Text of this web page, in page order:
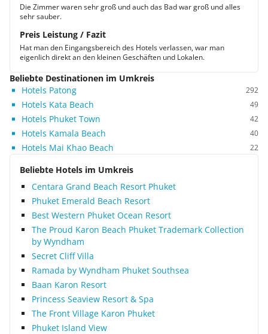
Die Zimmer waren sehr groß und auch das Bad war groß und alles
sehr sauber.
Preis Leistung / Fazit
Hat man den Eingangsbereich des Hotels verlassen, war man
eigenlich direkt an den kleinen Geschäften und Lokalen.
Beliebte Destinationen im Umkreis
Hotels Patong
292
Hotels Kata Beach 49
Hotels Phuket Town 42
Hotels Kamala Beach 40
Hotels Mai Khao Beach 22
Beliebte Hotels im Umkreis
Centara Grand Beach Resort Phuket
Phuket Emerald Beach Resort
Best Western Phuket Ocean Resort
The Proud Karon Beach Phuket Trademark Collection
by Wyndham
Secret Cliff Villa
Ramada by Wyndham Phuket Southsea
Baan Karon Resort
Princess Seaview Resort & Spa
The Front Village Karon Phuket
Phuket Island View